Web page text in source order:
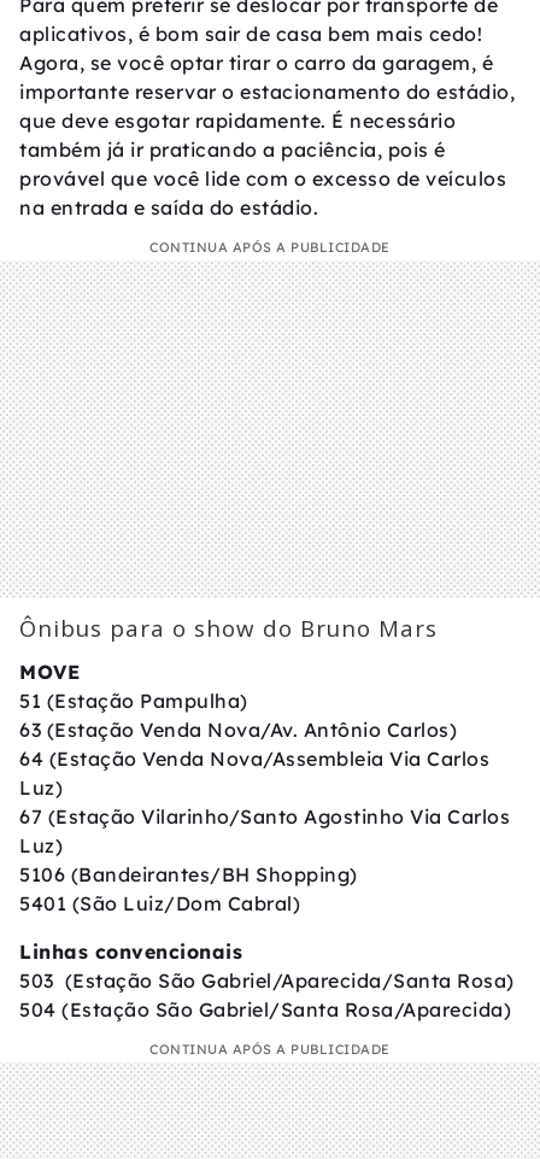
Para quem preferir se deslocar por transporte de
aplicativos, é bom sair de casa bem mais cedo!
Agora, se você optar tirar o carro da garagem, é
importante reservar o estacionamento do estádio,
que deve esgotar rapidamente. É necessário
também já ir praticando a paciência, pois é
provável que você lide com o excesso de veículos
na entrada e saída do estádio.
CONTINUA APÓS A PUBLICIDADE
Ônibus para o show do Bruno Mars
MOVE
51 (Estação Pampulha)
63 (Estação Venda Nova/Av. Antônio Carlos)
64 (Estação Venda Nova/Assembleia Via Carlos
Luz)
67 (Estação Vilarinho/Santo Agostinho Via Carlos
Luz)
5106 (Bandeirantes/BH Shopping)
5401 (São Luiz/Dom Cabral)
Linhas convencionais
503 (Estação São Gabriel/Aparecida/Santa Rosa)
504 (Estação São Gabriel/Santa Rosa/Aparecida)
CONTINUA APÓS A PUBLICIDADE